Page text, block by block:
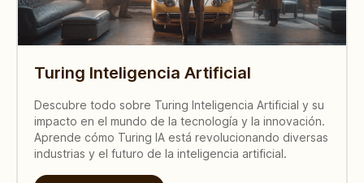
Turing Inteligencia Artificial
Descubre todo sobre Turing Inteligencia Artificial y su
impacto en el mundo de la tecnología y la innovación.
Aprende cómo Turing IA está revolucionando diversas
industrias y el futuro de la inteligencia artificial.